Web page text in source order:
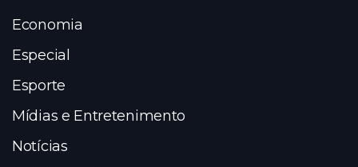
Economia
Especial
Esporte
Mídias e Entretenimento
Notícias